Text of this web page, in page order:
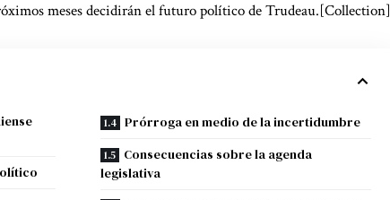
meses decidirán el futuro político de Trudeau.[Collection]
Prórroga en medio de la incertidumbre
Consecuencias sobre la agenda
legislativa